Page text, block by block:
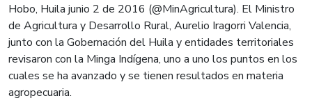
​​​​​Hobo, Huila junio 2 de 2016 (@MinAgricultura). El Ministro
de Agricultura y Desarrollo Rural, Aurelio Iragorri Valencia,
junto con la Gobernación del Huila y entidades territoriales
revisaron con la Minga Indígena, uno a uno los puntos en los
cuales se ha avanzado y se tienen resultados en materia
agropecuaria.